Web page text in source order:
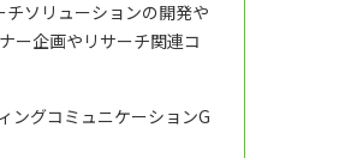
ソリューションの開発や
ー企画やリサーチ関連コ
グコミュニケーションG